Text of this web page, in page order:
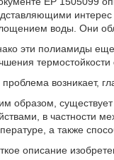
воды. Они
эти полиамиды еще
проблема возникает,
образом,
в частности
а также
описание